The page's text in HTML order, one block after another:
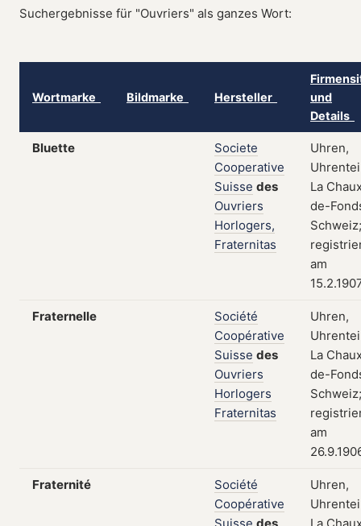
Suchergebnisse für "Ouvriers" als ganzes Wort:
Wortmarke Bildmarke Hersteller
und
Details
Bluette
Societe
Cooperative
Suisse des
Ouvriers
Horlogers,
Fraternitas
Uhren,
La
de-
Schweiz;
am
Fraternelle
Société
Coopérative
Suisse des
Ouvriers
Horlogers
Fraternitas
Uhren,
La
de-
Schweiz;
am
Fraternité
Société
Coopérative
Uhren,